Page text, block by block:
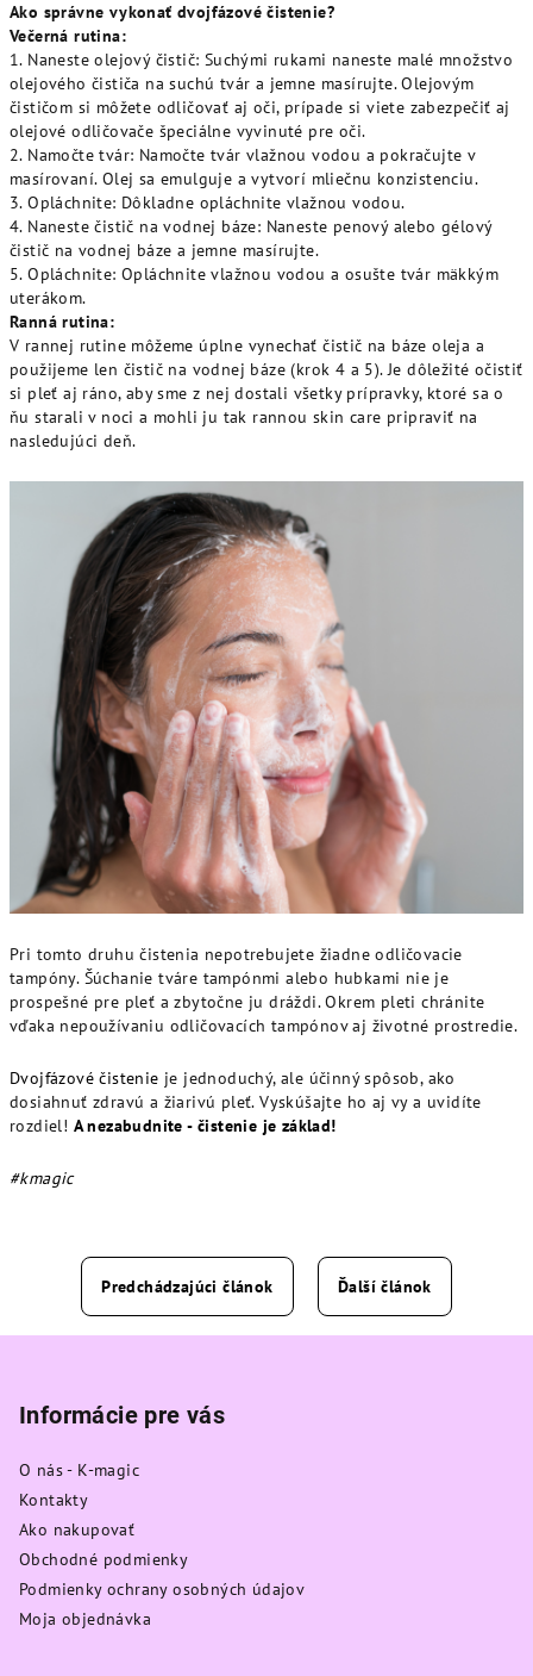
Ako správne vykonať dvojfázové čistenie?
Večerná rutina:
1. Naneste olejový čistič: Suchými rukami naneste malé množstvo
olejového čističa na suchú tvár a jemne masírujte. Olejovým
čističom si môžete odličovať aj oči, prípade si viete zabezpečiť aj
olejové odličovače špeciálne vyvinuté pre oči.
2. Namočte tvár: Namočte tvár vlažnou vodou a pokračujte v
masírovaní. Olej sa emulguje a vytvorí mliečnu konzistenciu.
3. Opláchnite: Dôkladne opláchnite vlažnou vodou.
4. Naneste čistič na vodnej báze: Naneste penový alebo gélový
čistič na vodnej báze a jemne masírujte.
5. Opláchnite: Opláchnite vlažnou vodou a osušte tvár mäkkým
uterákom.
Ranná rutina:
V rannej rutine môžeme úplne vynechať čistič na báze oleja a
použijeme len čistič na vodnej báze (krok 4 a 5). Je dôležité očistiť
si pleť aj ráno, aby sme z nej dostali všetky prípravky, ktoré sa o
ňu starali v noci a mohli ju tak rannou skin care pripraviť na
nasledujúci deň.
Pri tomto druhu čistenia nepotrebujete žiadne odličovacie
tampóny. Šúchanie tváre tampónmi alebo hubkami nie je
prospešné pre pleť a zbytočne ju dráždi. Okrem pleti chránite
vďaka nepoužívaniu odličovacích tampónov aj životné prostredie.
Dvojfázové čistenie je jednoduchý, ale účinný spôsob, ako
dosiahnuť zdravú a žiarivú pleť. Vyskúšajte ho aj vy a uvidíte
rozdiel! A nezabudnite - čistenie je základ!
#kmagic
Predchádzajúci článok Ďalší článok
Informácie pre vás
O nás - K-magic
Kontakty
Ako nakupovať
Obchodné podmienky
Podmienky ochrany osobných údajov
Moja objednávka